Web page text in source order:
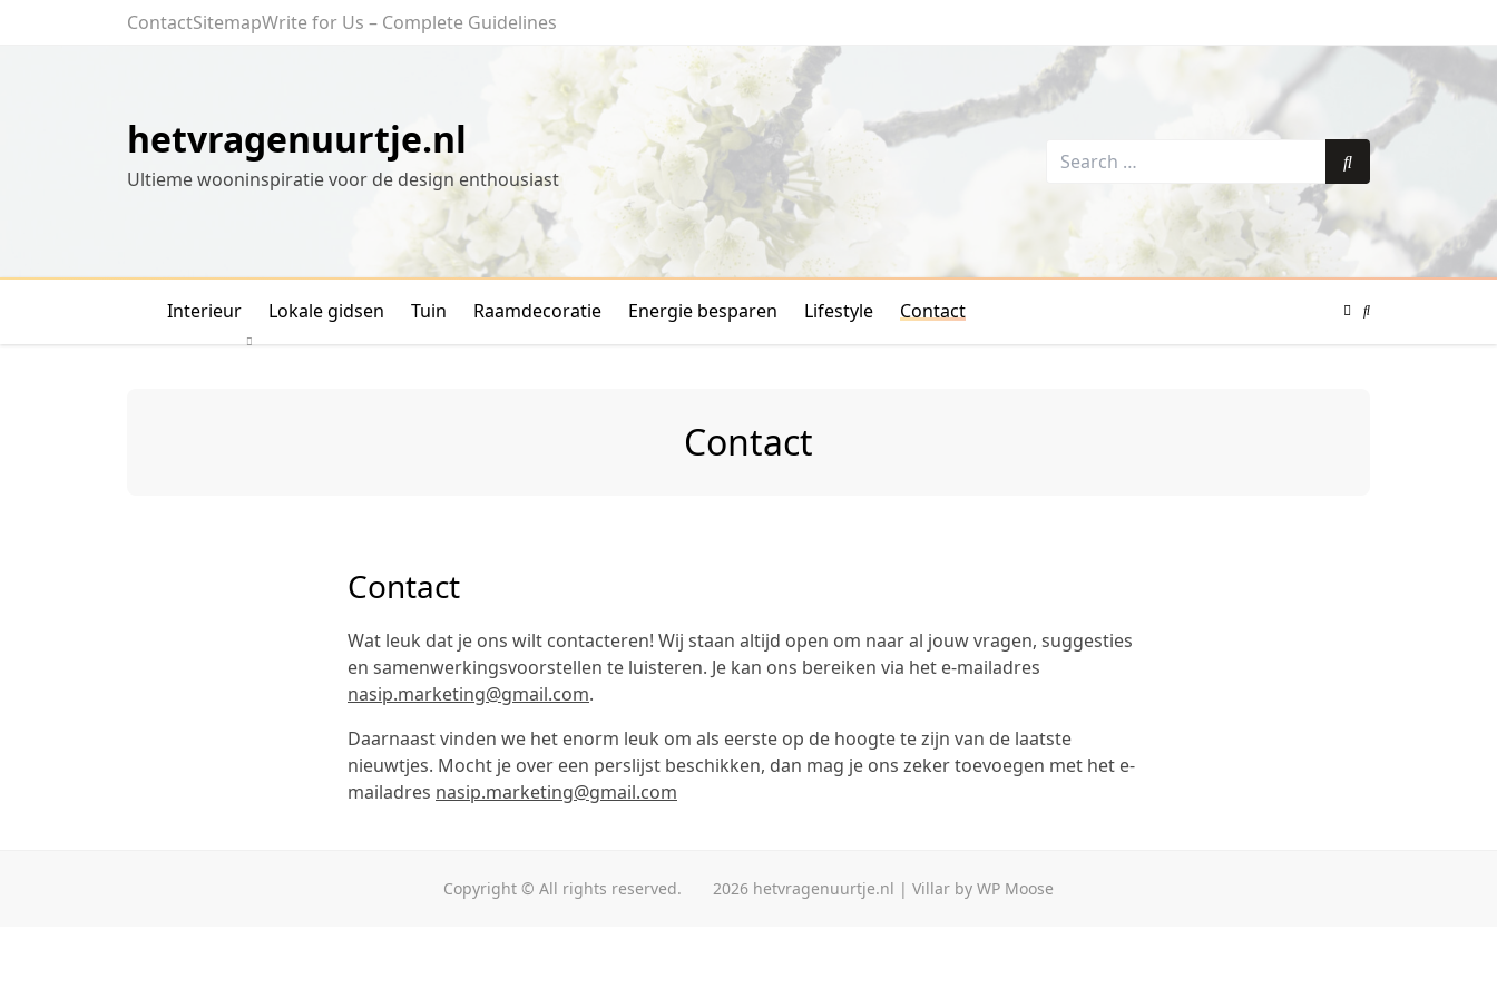
ContactSitemapWrite for Us – Complete Guidelines
hetvragenuurtje.nl
Ultieme wooninspiratie voor de design enthousiast
Search
Search
Interieur Lokale gidsen Tuin Raamdecoratie Energie besparen Lifestyle Contact
Color
Contact
Contact
Wat leuk dat je ons wilt contacteren! Wij staan altijd open om naar al jouw vragen, suggesties
en samenwerkingsvoorstellen te luisteren. Je kan ons bereiken via het e-mailadres
nasip.marketing@gmail.com.
Daarnaast vinden we het enorm leuk om als eerste op de hoogte te zijn van de laatste
nieuwtjes. Mocht je over een perslijst beschikken, dan mag je ons zeker toevoegen met het e-
mailadres nasip.marketing@gmail.com
Copyright © All rights reserved. 2026 hetvragenuurtje.nl | Villar by WP Moose